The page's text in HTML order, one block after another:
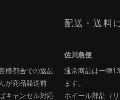
様都合での返品
が商品発送前
キャンセル対応
配送・送料
佐川急便
通常商品は一律
ます。
ホイール部品（